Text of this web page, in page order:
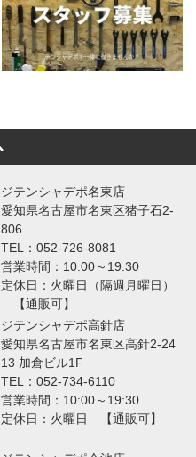
ジテンシャデポ名東店
愛知県名古屋市名東区猪子石2-
806
TEL：052-726-8081
営業時間：10:00～19:30
定休日：火曜日（隔週月曜日）
【通販可】
ジテンシャデポ高針店
愛知県名古屋市名東区高針2-24
13 加倉ビル1F
TEL：052-734-6110
営業時間：10:00～19:30
定休日：火曜日 【通販可】